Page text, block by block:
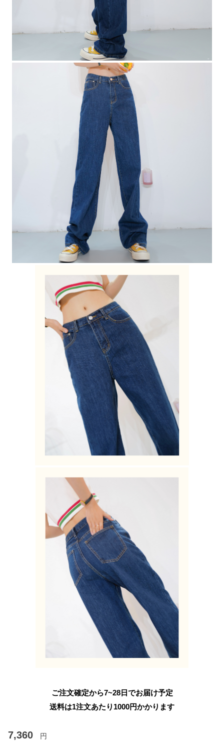
ご注文確定から7~28日でお届け予定
送料は1注文あたり 1000円かかります
7,360 円